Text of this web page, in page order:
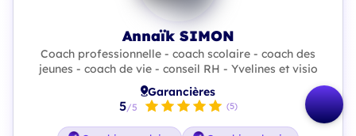
Annaïk SIMON
Coach professionnelle - coach scolaire - coach des
jeunes - coach de vie - conseil RH - Yvelines et visio
Garancières
5/5 (5)